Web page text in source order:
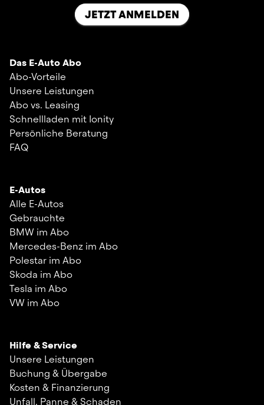
Das E-Auto Abo
Abo-Vorteile
Unsere Leistungen
Abo vs. Leasing
Schnellladen mit Ionity
Persönliche Beratung
FAQ
E-Autos
Alle E-Autos
Gebrauchte
BMW im Abo
Mercedes-Benz im Abo
Polestar im Abo
Skoda im Abo
Tesla im Abo
VW im Abo
Hilfe & Service
Unsere Leistungen
Buchung & Übergabe
Kosten & Finanzierung
Unfall, Panne & Schaden
JETZT ANMELDEN